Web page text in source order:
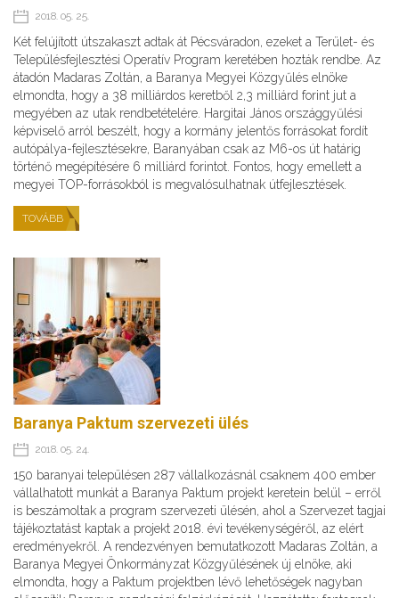
2018. 05. 25.
Két felújított útszakaszt adtak át Pécsváradon, ezeket a Terület- és
Településfejlesztési Operatív Program keretében hozták rendbe. Az
átadón Madaras Zoltán, a Baranya Megyei Közgyűlés elnöke
elmondta, hogy a 38 milliárdos keretből 2,3 milliárd forint jut a
megyében az utak rendbetételére. Hargitai János országgyűlési
képviselő arról beszélt, hogy a kormány jelentős forrásokat fordít
autópálya-fejlesztésekre, Baranyában csak az M6-os út határig
történő megépítésére 6 milliárd forintot. Fontos, hogy emellett a
megyei TOP-forrásokból is megvalósulhatnak útfejlesztések.
TOVÁBB
Baranya Paktum szervezeti ülés
2018. 05. 24.
150 baranyai településen 287 vállalkozásnál csaknem 400 ember
vállalhatott munkát a Baranya Paktum projekt keretein belül – erről
is beszámoltak a program szervezeti ülésén, ahol a Szervezet tagjai
tájékoztatást kaptak a projekt 2018. évi tevékenységéről, az elért
eredményekről. A rendezvényen bemutatkozott Madaras Zoltán, a
Baranya Megyei Önkormányzat Közgyűlésének új elnöke, aki
elmondta, hogy a Paktum projektben lévő lehetőségek nagyban